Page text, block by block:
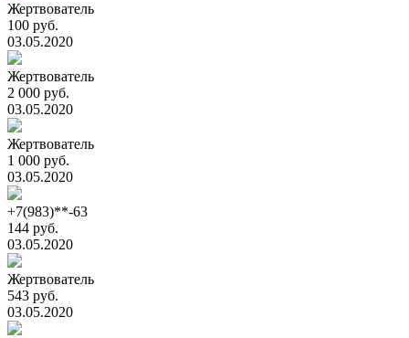
Жертвователь
100 руб.
03.05.2020
Жертвователь
2 000 руб.
03.05.2020
Жертвователь
1 000 руб.
03.05.2020
+7(983)**-63
144 руб.
03.05.2020
Жертвователь
543 руб.
03.05.2020